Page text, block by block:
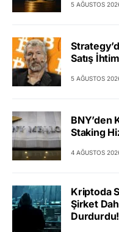
5 AĞUSTOS
Satış
5 AĞUSTOS
BNY’den
Staking
4 AĞUSTOS
Kriptoda
Şirket
Durdurdu!